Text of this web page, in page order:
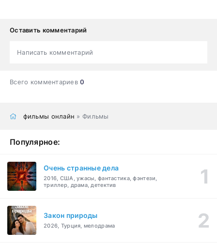
Оставить комментарий
Написать комментарий
Всего комментариев0
фильмы онлайн » Фильмы
Популярное:
Очень странные дела
2016, США, ужасы, фантастика, фэнтези,
триллер, драма, детектив
Закон природы
2026, Турция, мелодрама